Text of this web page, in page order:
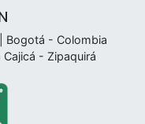
Bogotá - Colombia
- Zipaquirá